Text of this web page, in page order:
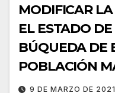
MODIFICAR
EL ESTADO
BÚQUEDA DE
POBLACIÓN
9 DE MARZO DE 2021